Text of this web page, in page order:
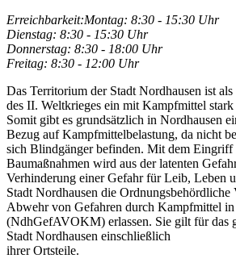
Erreichbarkeit:Montag: 8:30 - 15:30 Uhr
Dienstag: 8:30 - 15:30 Uhr
Donnerstag: 8:30 - 18:00 Uhr
Freitag: 8:30 - 12:00 Uhr
Das Territorium der Stadt Nordhausen ist
des II. Weltkrieges ein mit Kampfmittel stark
Somit gibt es grundsätzlich in Nordhausen
Bezug auf Kampfmittelbelastung, da nicht
sich Blindgänger befinden. Mit dem Eingriff
Baumaßnahmen wird aus der latenten
Verhinderung einer Gefahr für Leib, Leben
Stadt Nordhausen die Ordnungsbehördliche
Abwehr von Gefahren durch Kampfmittel in
(NdhGefAVOKM) erlassen. Sie gilt für das
Stadt Nordhausen einschließlich
ihrer Ortsteile.